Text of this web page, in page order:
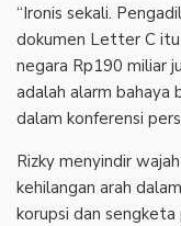
“Ironis sekali.
dokumen Letter C itu
negara Rp190 miliar
adalah alarm bahaya
dalam konferensi
Rizky menyindir
kehilangan arah
korupsi dan